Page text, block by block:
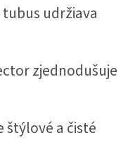
udržiava
zjednodušuje
a čisté